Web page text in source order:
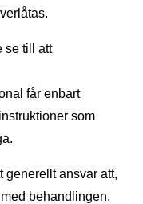
se till att
får enbart
som
generellt ansvar att,
behandlingen,